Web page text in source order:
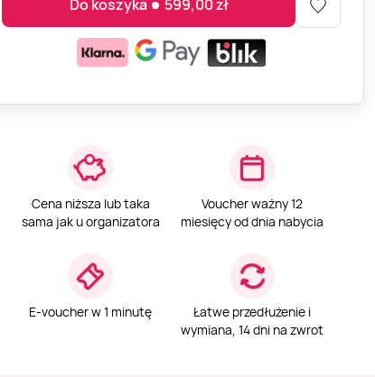
Do koszyka 599,00zł
Cena niższa lub taka
sama jak u organizatora
Voucher ważny 12
miesięcy od dnia nabycia
E-voucher w 1 minutę
Łatwe przedłużenie i
wymiana, 14 dni na zwrot